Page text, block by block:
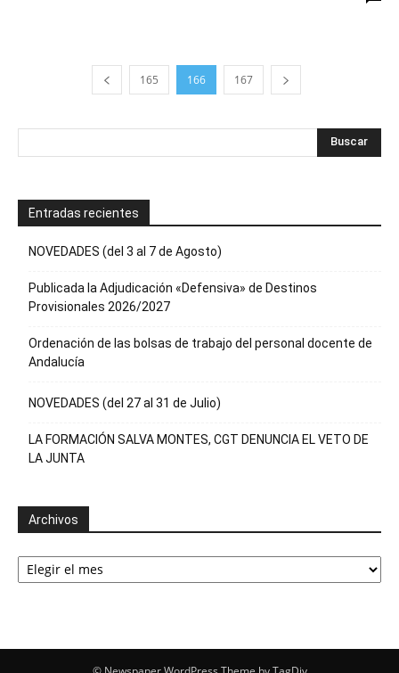
165 166 167
Entradas recientes
NOVEDADES (del 3 al 7 de Agosto)
Publicada la Adjudicación «Defensiva» de Destinos
Provisionales 2026/2027
Ordenación de las bolsas de trabajo del personal docente de
Andalucía
NOVEDADES (del 27 al 31 de Julio)
LA FORMACIÓN SALVA MONTES, CGT DENUNCIA EL VETO DE
LA JUNTA
Archivos
Archivos